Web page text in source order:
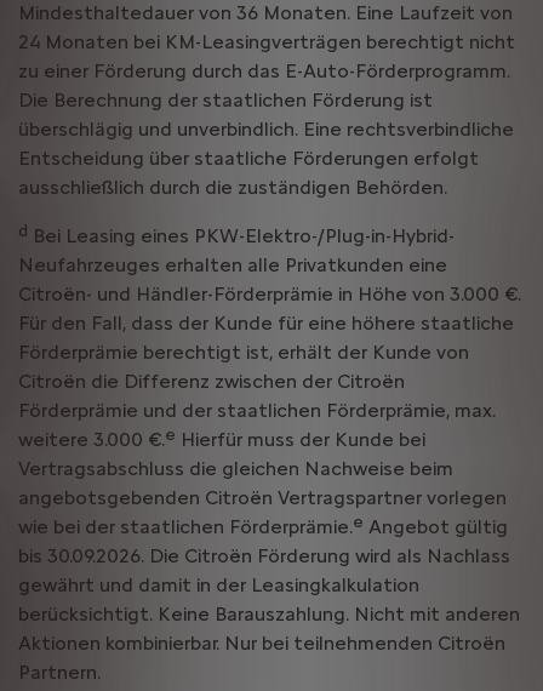
Mindesthaltedauer von 36 Monaten. Eine Laufzeit von
24 Monaten bei KM-Leasingverträgen berechtigt nicht
zu einer Förderung durch das E-Auto-Förderprogramm.
Die Berechnung der staatlichen Förderung ist
überschlägig und unverbindlich. Eine rechtsverbindliche
Entscheidung über staatliche Förderungen erfolgt
ausschließlich durch die zuständigen Behörden.
d Bei Leasing eines PKW-Elektro-/Plug-in-Hybrid-
Neufahrzeuges erhalten alle Privatkunden eine
Citroën- und Händler-Förderprämie in Höhe von 3.000 €.
Für den Fall, dass der Kunde für eine höhere staatliche
Förderprämie berechtigt ist, erhält der Kunde von
Citroën die Differenz zwischen der Citroën
Förderprämie und der staatlichen Förderprämie, max.
weitere 3.000 €.e Hierfür muss der Kunde bei
Vertragsabschluss die gleichen Nachweise beim
angebotsgebenden Citroën Vertragspartner vorlegen
wie bei der staatlichen Förderprämie.e Angebot gültig
bis 30.09.2026. Die Citroën Förderung wird als Nachlass
gewährt und damit in der Leasingkalkulation
berücksichtigt. Keine Barauszahlung. Nicht mit anderen
Aktionen kombinierbar. Nur bei teilnehmenden Citroën
Partnern.